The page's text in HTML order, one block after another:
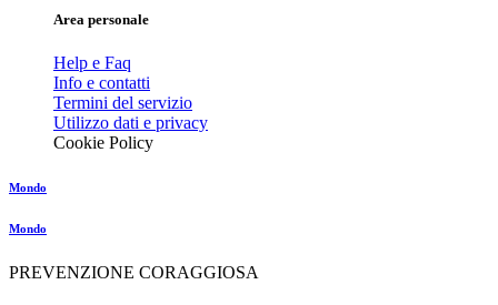
Area personale
Help e Faq
Info e contatti
Termini del servizio
Utilizzo dati e privacy
Cookie Policy
Mondo
Mondo
PREVENZIONE CORAGGIOSA